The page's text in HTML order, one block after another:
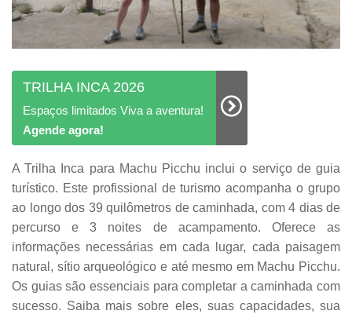
TRILHA INCA 2026
Espaços limitados Viva a aventura!
Agende agora!
A Trilha Inca para Machu Picchu inclui o serviço de guia
turístico. Este profissional de turismo acompanha o grupo
ao longo dos 39 quilômetros de caminhada, com 4 dias de
percurso e 3 noites de acampamento. Oferece as
informações necessárias em cada lugar, cada paisagem
natural, sítio arqueológico e até mesmo em Machu Picchu.
Os guias são essenciais para completar a caminhada com
sucesso. Saiba mais sobre eles, suas capacidades, sua